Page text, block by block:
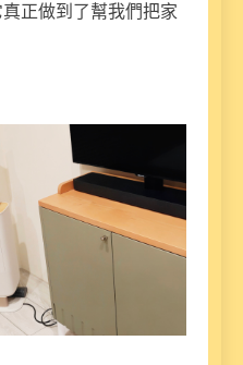
正做到了幫我們把家